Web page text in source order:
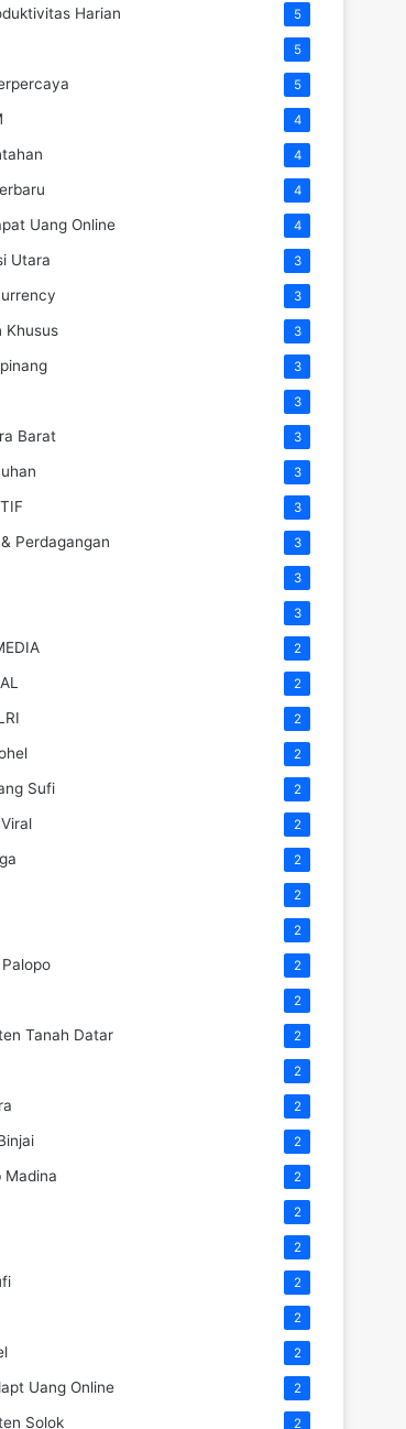
Harian 5
5
5
4
4
4
Uang Online 4
Utara 3
3
Khusus 3
3
3
Barat 3
3
3
Perdagangan 3
3
3
2
2
2
2
Sufi 2
2
2
2
2
2
2
Tanah Datar 2
2
2
2
Madina 2
2
2
2
2
2
Uang Online 2
Solok 2